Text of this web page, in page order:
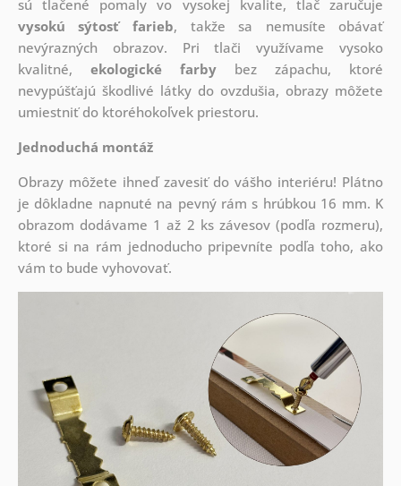
sú tlačené pomaly vo vysokej kvalite, tlač zaručuje
vysokú sýtosť farieb, takže sa nemusíte obávať
nevýrazných obrazov. Pri tlači využívame vysoko
kvalitné, ekologické farby bez zápachu, ktoré
nevypúšťajú škodlivé látky do ovzdušia, obrazy môžete
umiestniť do ktoréhokoľvek priestoru.
Jednoduchá montáž
Obrazy môžete ihneď zavesiť do vášho interiéru! Plátno
je dôkladne napnuté na pevný rám s hrúbkou 16 mm. K
obrazom dodávame 1 až 2 ks závesov (podľa rozmeru),
ktoré si na rám jednoducho pripevníte podľa toho, ako
vám to bude vyhovovať.